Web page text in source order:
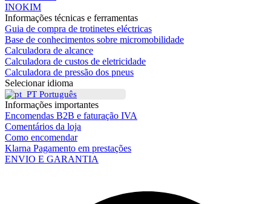
INOKIM
Informações técnicas e ferramentas
Guia de compra de trotinetes eléctricas
Base de conhecimentos sobre micromobilidade
Calculadora de alcance
Calculadora de custos de eletricidade
Calculadora de pressão dos pneus
Selecionar idioma
Português
Informações importantes
Encomendas B2B e faturação IVA
Comentários da loja
Como encomendar
Klarna Pagamento em prestações
ENVIO E GARANTIA